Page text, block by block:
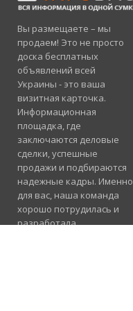
Вы размещаете – мы
продаем! Это не просто
доска бесплатных
объявлений всей
Украины - это ваша
визитная карточка.
Информационная
площадка, где
заключаются деловые
сделки, успешные
продажи и подбираются
надежные кадры. Именно
для вас, наша команда
хорошо потрудилась и
разработала